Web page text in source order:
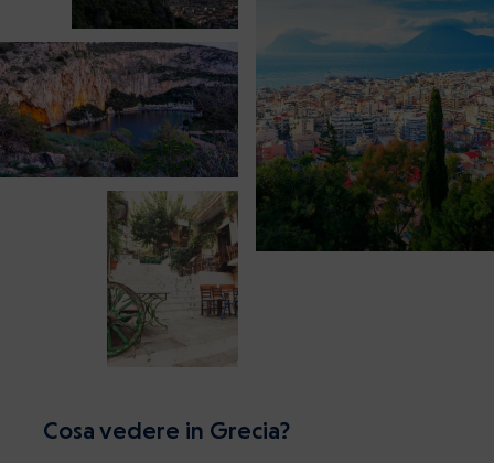
Cosa vedere in Grecia?